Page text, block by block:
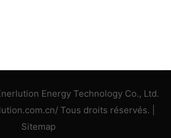
Energy Technology Co., Ltd.
Tous droits réservés. |
Sitemap